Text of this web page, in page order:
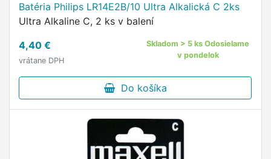
Batéria Philips LR14E2B/10 Ultra Alkalická C 2ks
Ultra Alkaline C, 2 ks v balení
4,40 €
vrátane DPH
Skladom > 5 ks Odosielame
v pondelok
Do košíka